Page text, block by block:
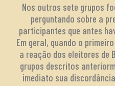
Nos outros sete grupos
perguntando sobre a
participantes que antes
Em geral, quando o
a reação dos eleitores de
grupos descritos
imediato sua